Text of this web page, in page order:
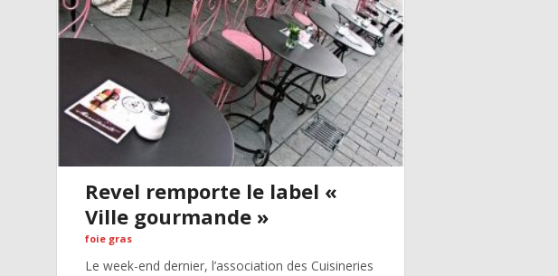
Revel remporte le label «
Ville gourmande »
foie gras
Le week-end dernier, l’association des Cuisineries